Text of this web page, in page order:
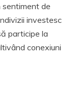
sentiment de
investesc
participe la
conexiuni